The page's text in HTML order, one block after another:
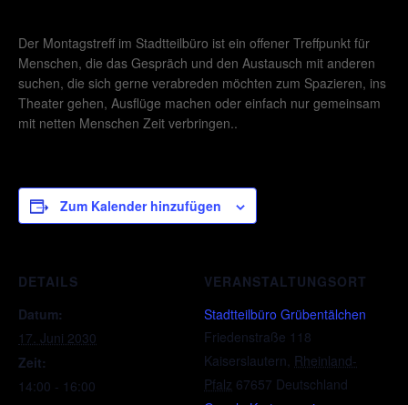
Der Montagstreff im Stadtteilbüro ist ein offener Treffpunkt für
Menschen, die das Gespräch und den Austausch mit anderen
suchen, die sich gerne verabreden möchten zum Spazieren, ins
Theater gehen, Ausflüge machen oder einfach nur gemeinsam
mit netten Menschen Zeit verbringen..
Zum Kalender hinzufügen
DETAILS
Datum:
17. Juni 2030
Zeit:
14:00 - 16:00
VERANSTALTUNGSORT
Stadtteilbüro Grübentälchen
Friedenstraße 118
Kaiserslautern, Rheinland-
Pfalz 67657 Deutschland